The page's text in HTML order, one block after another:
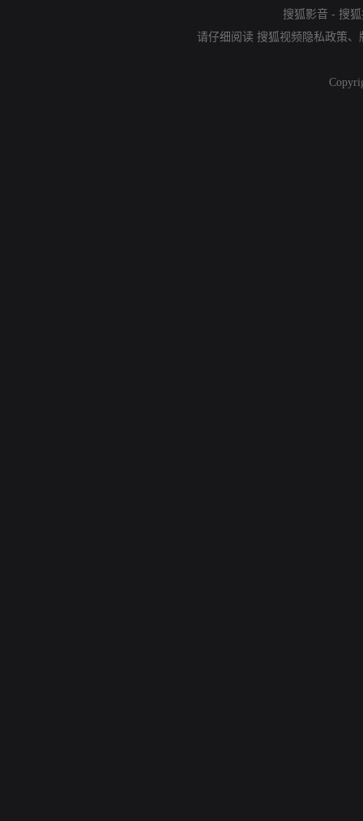
搜狐影音 - 搜
请仔细阅读 搜狐视频隐私政策、